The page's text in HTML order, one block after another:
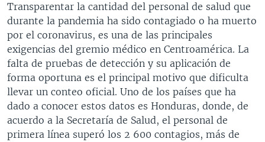
DEPORTIVO INTERNACIONAL
NOTA ECONÓMICA
ENTRETENIMIENTO
Idiomas
Transparentar la cantidad del personal de salud que
durante la pandemia ha sido contagiado o ha muerto
por el coronavirus, es una de las principales
exigencias del gremio médico en Centroamérica. La
falta de pruebas de detección y su aplicación de
forma oportuna es el principal motivo que dificulta
llevar un conteo oficial. Uno de los países que ha
dado a conocer estos datos es Honduras, donde, de
acuerdo a la Secretaría de Salud, el personal de
primera línea superó los 2 600 contagios, más de